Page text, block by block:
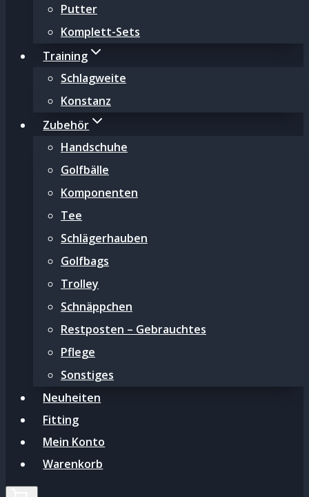
Putter
Komplett-Sets
Training
Schlagweite
Konstanz
Zubehör
Handschuhe
Golfbälle
Komponenten
Tee
Schlägerhauben
Golfbags
Trolley
Schnäppchen
Restposten – Gebrauchtes
Pflege
Sonstiges
Neuheiten
Fitting
Mein Konto
Warenkorb